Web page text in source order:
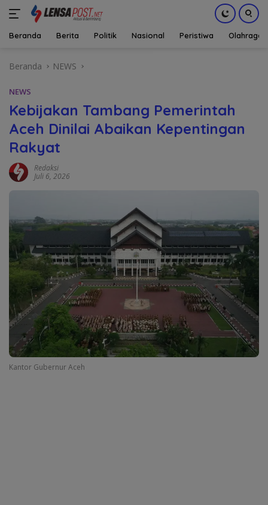
Beranda Berita Politik Nasional Peristiwa Olahraga
Beranda NEWS
NEWS
Kebijakan Tambang Pemerintah
Aceh Dinilai Abaikan Kepentingan
Rakyat
Redaksi
Juli 6, 2026
Kantor Gubernur Aceh